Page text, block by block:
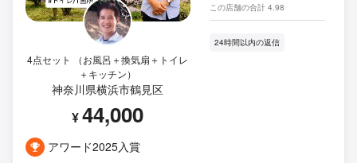
4点セット （お風呂＋換気扇＋トイレ
＋キッチン）
神奈川県横浜市鶴見区
¥44,000
アワード2025入賞
この店舗の合計 4.98
24時間以内の返信